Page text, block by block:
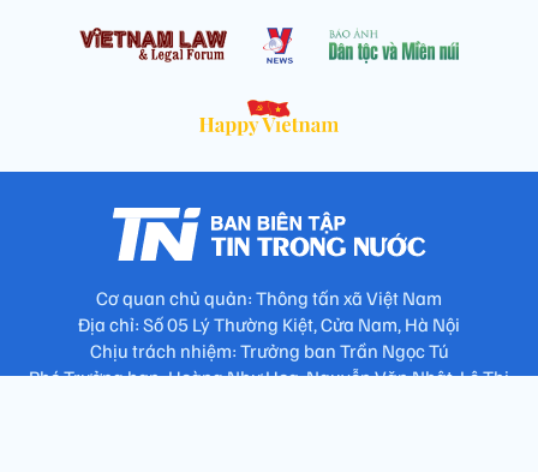
Cơ quan chủ quản: Thông tấn xã Việt Nam
Địa chỉ: Số 05 Lý Thường Kiệt, Cửa Nam, Hà Nội
Chịu trách nhiệm: Trưởng ban Trần Ngọc Tú
Phó Trưởng ban: Hoàng Như Hoa, Nguyễn Văn Nhật, Lê Thị